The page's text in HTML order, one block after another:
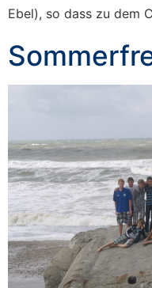
Ebel), so dass zu dem